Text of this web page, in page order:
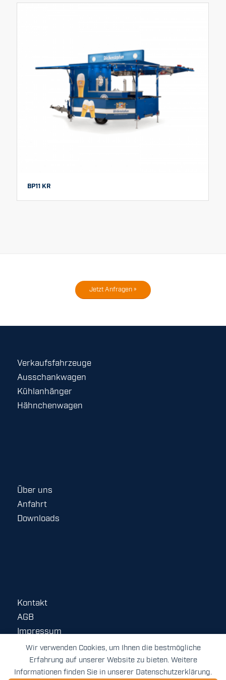
Wir verwenden Cookies, um Ihnen die bestmögliche
Erfahrung auf unserer Website zu bieten. Weitere
Informationen finden Sie in unserer Datenschutzerklärung.
BP11 KR
Jetzt Anfragen »
Verkaufsfahrzeuge
Ausschankwagen
Kühlanhänger
Hähnchenwagen
Über uns
Anfahrt
Downloads
Kontakt
AGB
Impressum
Datenschutz